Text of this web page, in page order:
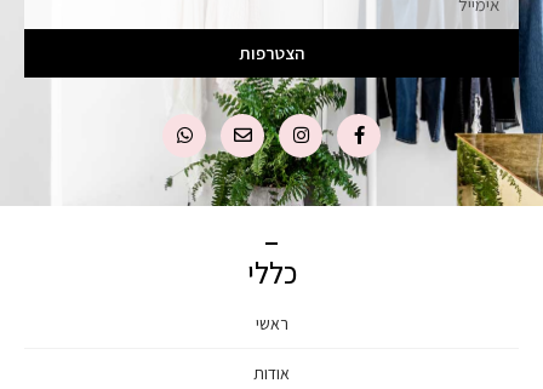
הצטרפות
כללי
ראשי
אודות